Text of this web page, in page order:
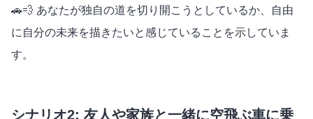
🚗💨 あなたが独自の道を切り開こうとしているか、自由
に自分の未来を描きたいと感じていることを示していま
す。
シナリオ2: 友人や家族と一緒に空飛ぶ車に乗